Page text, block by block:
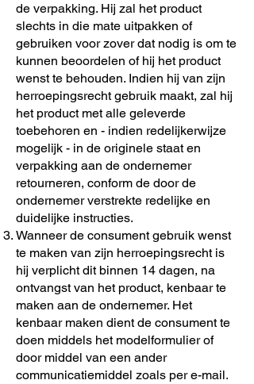
de verpakking. Hij zal het product
slechts in die mate uitpakken of
gebruiken voor zover dat nodig is om te
kunnen beoordelen of hij het product
wenst te behouden. Indien hij van zijn
herroepingsrecht gebruik maakt, zal hij
het product met alle geleverde
toebehoren en - indien redelijkerwijze
mogelijk - in de originele staat en
verpakking aan de ondernemer
retourneren, conform de door de
ondernemer verstrekte redelijke en
duidelijke instructies.
Wanneer de consument gebruik wenst
te maken van zijn herroepingsrecht is
hij verplicht dit binnen 14 dagen, na
ontvangst van het product, kenbaar te
maken aan de ondernemer. Het
kenbaar maken dient de consument te
doen middels het modelformulier of
door middel van een ander
communicatiemiddel zoals per e-mail.